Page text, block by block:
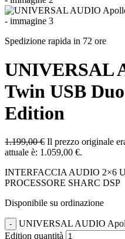
Spedizione rapida in 72 ore
UNIVERSAL
Twin USB
Edition
1.199,00€ Il prezzo originale
attuale è: 1.059,00 €.
INTERFACCIA AUDIO 2×6
PROCESSORE SHARC DSP
Disponibile su ordinazione
UNIVERSAL AUDIO
Edition quantità